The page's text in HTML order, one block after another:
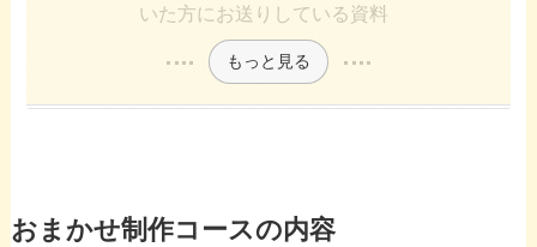
いた方にお送りしている資料
もっと見る
おまかせ制作コースの内容